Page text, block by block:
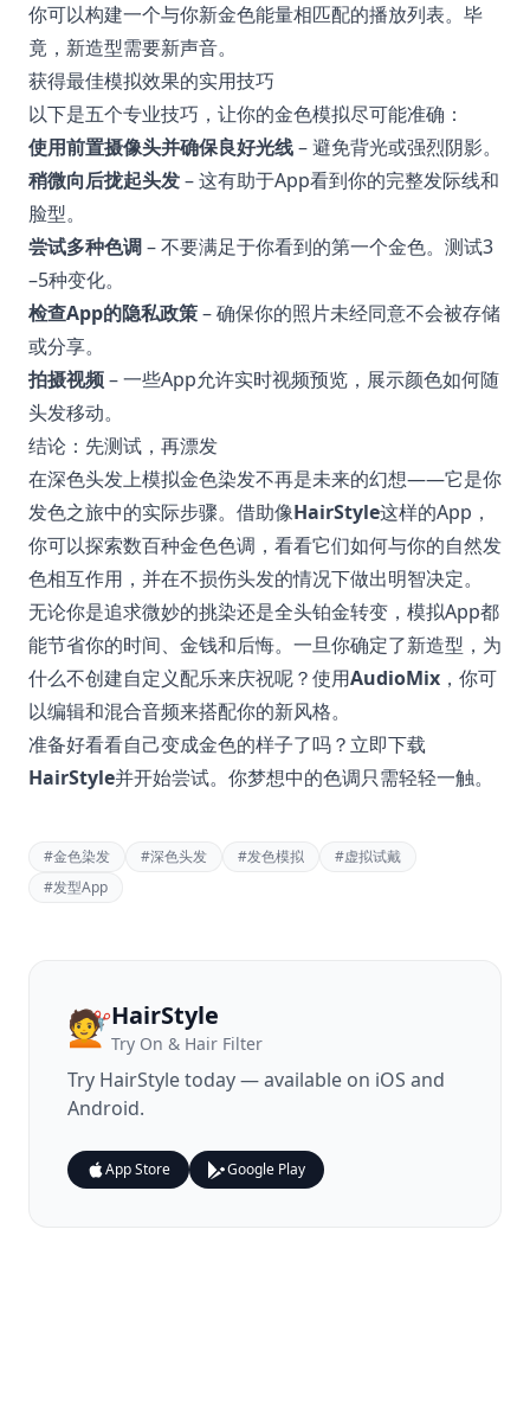
你可以构建一个与你新金色能量相匹配的播放列表。毕
竟，新造型需要新声音。
获得最佳模拟效果的实用技巧
以下是五个专业技巧，让你的金色模拟尽可能准确：
使用前置摄像头并确保良好光线– 避免背光或强烈阴影。
稍微向后拢起头发– 这有助于App看到你的完整发际线和
脸型。
尝试多种色调– 不要满足于你看到的第一个金色。测试3
–5种变化。
检查App的隐私政策– 确保你的照片未经同意不会被存储
或分享。
拍摄视频– 一些App允许实时视频预览，展示颜色如何随
头发移动。
结论：先测试，再漂发
在深色头发上模拟金色染发不再是未来的幻想——它是你
发色之旅中的实际步骤。借助像HairStyle这样的App，
你可以探索数百种金色色调，看看它们如何与你的自然发
色相互作用，并在不损伤头发的情况下做出明智决定。
无论你是追求微妙的挑染还是全头铂金转变，模拟App都
能节省你的时间、金钱和后悔。一旦你确定了新造型，为
什么不创建自定义配乐来庆祝呢？使用AudioMix ，你可
以编辑和混合音频来搭配你的新风格。
准备好看看自己变成金色的样子了吗？立即下载
HairStyle并开始尝试。你梦想中的色调只需轻轻一触。
#金色染发 #深色头发 #发色模拟 #虚拟试戴
#发型App
💇HairStyle
Try On & Hair Filter
Try HairStyletoday — available on iOS and
Android.
App Store Google Play